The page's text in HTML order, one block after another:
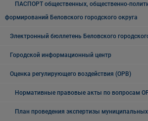
ПАСПОРТ общественных, общественно-
формирований Беловского городского округа
Электронный бюллетень Беловского
Городской информационный центр
Оценка регулирующего воздействия (ОРВ)
Нормативные правовые акты по вопросам
План проведения экспертизы